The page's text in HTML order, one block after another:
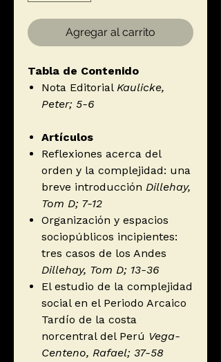
Agregar al carrito
Tabla de Contenido
Nota Editorial Kaulicke,
Peter; 5-6
Artículos
Reflexiones acerca del
orden y la complejidad: una
breve introducción Dillehay,
Tom D; 7-12
Organización y espacios
sociopúblicos incipientes:
tres casos de los Andes
Dillehay, Tom D; 13-36
El estudio de la complejidad
social en el Periodo Arcaico
Tardío de la costa
norcentral del Perú Vega-
Centeno, Rafael; 37-58